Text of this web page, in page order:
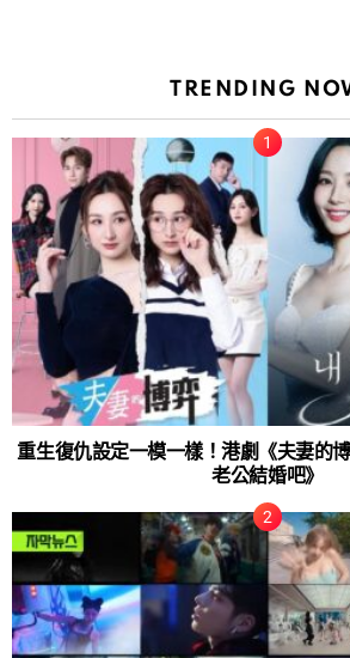
TRENDING
重生復仇設定一模一樣！港劇《夫妻的
老公結婚吧》